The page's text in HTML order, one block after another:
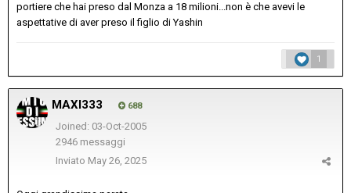
portiere che hai preso dal Monza a 18 milioni...non è che avevi le
aspettative di aver preso il figlio di Yashin
1
MAXI333 688
Joined: 03-Oct-2005
2946 messaggi
Inviato May 26, 2025